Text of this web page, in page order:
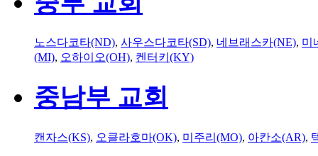
노스다코타(ND), 사우스다코타(SD), 네브래스카(NE), 미
(MI), 오하이오(OH), 켄터키(KY)
중남부 교회
캔자스(KS), 오클라호마(OK), 미주리(MO), 아칸소(AR),